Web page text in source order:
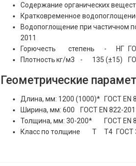
Содержание органических
Кратковременное
Водопоглощение при частичном
2011
Горючесть
степень - НГ
Плотностькг/м3 - 135 (±15)
Геометрические
Длина, мм: 1200 (1000)*
ГОСТ EN
Ширина, мм: 600
ГОСТ EN 822-
Толщина, мм: 30-200*
ГОСТ EN
Класс по толщине
Т Т4 ГОСТ